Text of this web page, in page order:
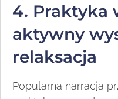
4. Praktyka
aktywny
relaksacja
Popularna narracja